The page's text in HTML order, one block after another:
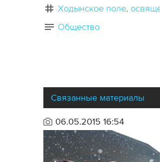
Ходынское поле
Общество
Связанные материалы
06.05.2015 16:54